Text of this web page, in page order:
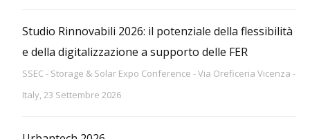
Studio Rinnovabili 2026: il potenziale della flessibilità
e della digitalizzazione a supporto delle FER
SSEC - Storage & Solar Expo Conference - Via Oreficeria Vicenza -
Italy, 23 Settembre 2026